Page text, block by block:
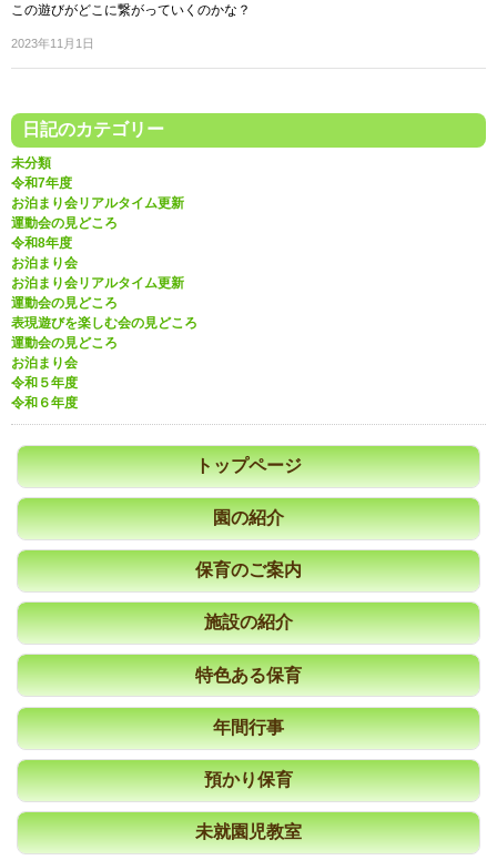
この遊びがどこに繋がっていくのかな？
2023年11月1日
日記のカテゴリー
未分類
令和7年度
お泊まり会リアルタイム更新
運動会の見どころ
令和8年度
お泊まり会
お泊まり会リアルタイム更新
運動会の見どころ
表現遊びを楽しむ会の見どころ
運動会の見どころ
お泊まり会
令和５年度
令和６年度
トップページ
園の紹介
保育のご案内
施設の紹介
特色ある保育
年間行事
預かり保育
未就園児教室